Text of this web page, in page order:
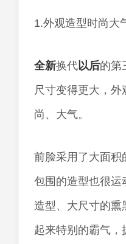
1.外观造型时尚大
全新换代以后的第
尺寸变得更大，
尚、大气。
前脸采用了大面积
包围的造型也很运
造型、大尺寸的熏
起来特别的霸气，